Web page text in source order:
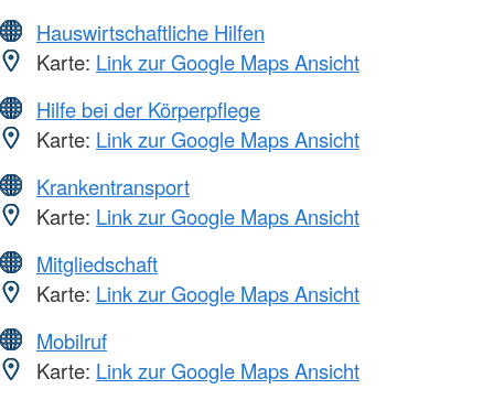
Hauswirtschaftliche Hilfen
Karte: Link zur Google Maps Ansicht
Hilfe bei der Körperpflege
Karte: Link zur Google Maps Ansicht
Krankentransport
Karte: Link zur Google Maps Ansicht
Mitgliedschaft
Karte: Link zur Google Maps Ansicht
Mobilruf
Karte: Link zur Google Maps Ansicht